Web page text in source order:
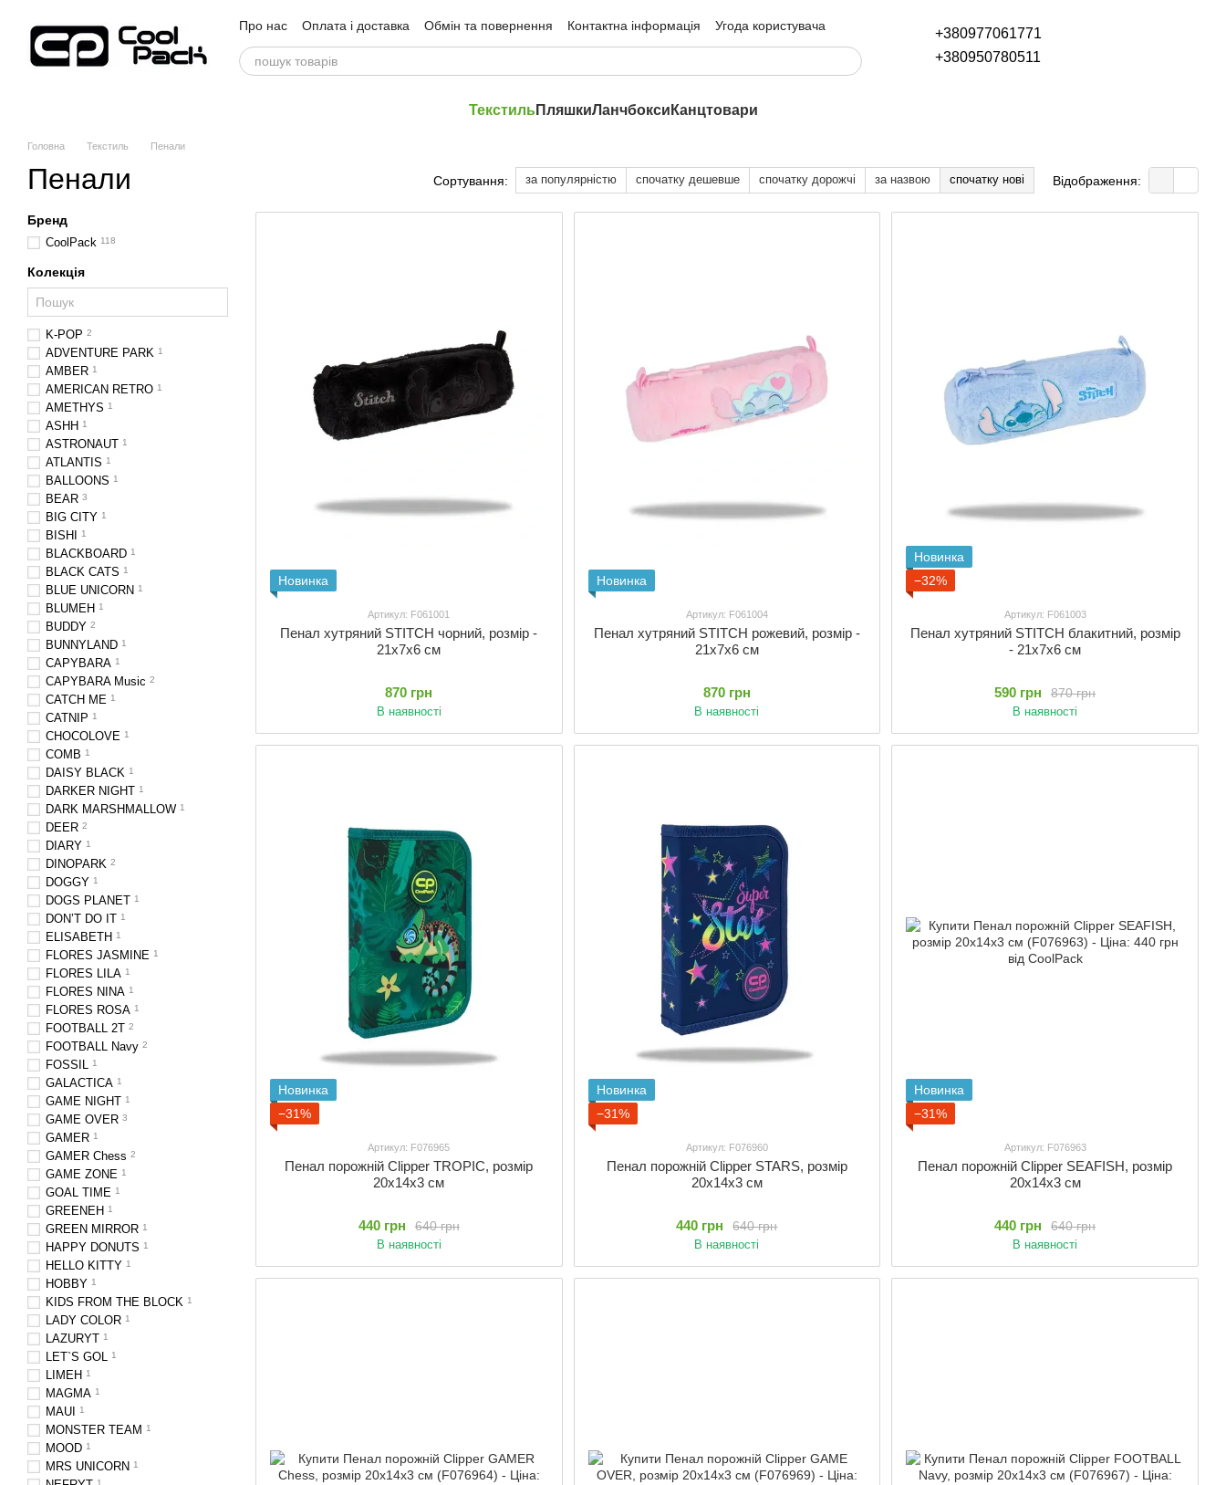
Про нас Оплата і доставка Обмін та повернення Контактна інформація
Угода користувача
Відгуки про магазин
+380977061771
+380950780511
ТекстильПляшкиЛанчбокси Канцтовари
Головна Текстиль Пенали
Пенали Сортування: за популярністю спочатку дешевше спочатку дорожчі за назвою спочатку нові Відображення:
Новинка
Артикул: F061001
Пенал хутряний STITCH чорний, розмір -
21х7х6 см
870 грн
В наявності
Новинка
Артикул: F061004
Пенал хутряний STITCH рожевий, розмір -
21х7х6 см
870 грн
В наявності
Новинка
−32%
Артикул: F061003
Пенал хутряний STITCH блакитний, розмір
- 21х7х6 см
870 грн
590 грн
В наявності
Новинка
−31%
Артикул: F076965
Пенал порожній Clipper TROPIC, розмір
20x14x3 см
640 грн
440 грн
В наявності
Новинка
−31%
Артикул: F076960
Пенал порожній Clipper STARS, розмір
20x14x3 см
640 грн
440 грн
В наявності
Новинка
−31%
Артикул: F076963
Пенал порожній Clipper SEAFISH, розмір
20x14x3 см
640 грн
440 грн
В наявності
Бренд
CoolPack 118
Колекція
K-POP 2
ADVENTURE PARK 1
AMBER 1
AMERICAN RETRO 1
AMETHYS 1
ASHH 1
ASTRONAUT 1
ATLANTIS 1
BALLOONS 1
BEAR 3
BIG CITY 1
BISHI 1
BLACKBOARD 1
BLACK CATS 1
BLUE UNICORN 1
BLUMEH 1
BUDDY 2
BUNNYLAND 1
CAPYBARA 1
CAPYBARA Music 2
CATCH ME 1
CATNIP 1
CHOCOLOVE 1
COMB 1
DAISY BLACK 1
DARKER NIGHT 1
DARK MARSHMALLOW 1
DEER 2
DIARY 1
DINOPARK 2
DOGGY 1
DOGS PLANET 1
DON’T DO IT 1
ELISABETH 1
FLORES JASMINE 1
FLORES LILA 1
FLORES NINA 1
FLORES ROSA 1
FOOTBALL 2T 2
FOOTBALL Navy 2
FOSSIL 1
GALACTICA 1
GAME NIGHT 1
GAME OVER 3
GAMER 1
GAMER Chess 2
GAME ZONE 1
GOAL TIME 1
GREENEH 1
GREEN MIRROR 1
HAPPY DONUTS 1
HELLO KITTY 1
HOBBY 1
KIDS FROM THE BLOCK 1
LADY COLOR 1
LAZURYT 1
LET`S GOL 1
LIMEH 1
MAGMA 1
MAUI 1
MONSTER TEAM 1
MOOD 1
MRS UNICORN 1
1